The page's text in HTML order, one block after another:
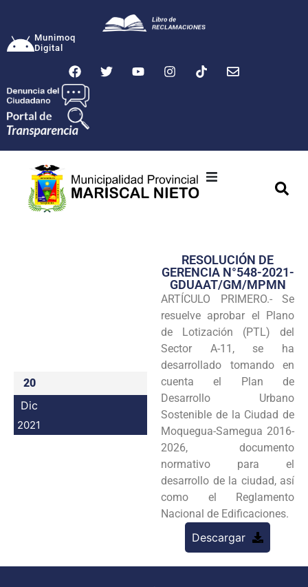
Munimoq
Digital
Transparencia
Seguridad
Programas
Intranet
20
Dic
2021
RESOLUCIÓN DE
GERENCIA N°548-2021-
GDUAAT/GM/MPMN
ARTÍCULO PRIMERO.- Se
resuelve aprobar el Plano
de Lotización (PTL) del
Sector A-11, se ha
desarrollado tomando en
cuenta el Plan de
Desarrollo Urbano
Sostenible de la Ciudad de
Moquegua-Samegua 2016-
2026, documento
normativo para el
desarrollo de la ciudad, así
como el Reglamento
Nacional de Edificaciones.
Descargar